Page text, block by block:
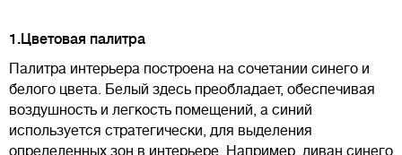
1.Цветовая палитра
Палитра интерьера построена на сочетании синего и
белого цвета. Белый здесь преобладает, обеспечивая
воздушность и легкость помещений, а синий
используется стратегически, для выделения
определенных зон в интерьере. Например, диван синего